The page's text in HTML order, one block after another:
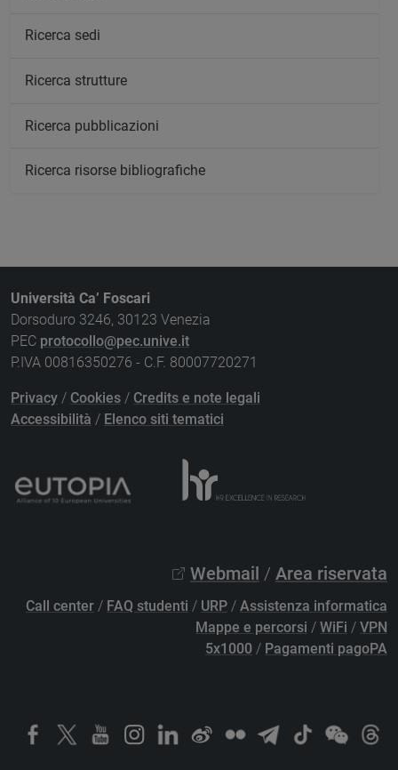
Ricerca sedi
Ricerca strutture
Ricerca pubblicazioni
Ricerca risorse bibliografiche
Università Ca’ Foscari
Dorsoduro 3246, 30123 Venezia
PEC protocollo@pec.unive.it
P.IVA 00816350276 - C.F. 80007720271
Privacy / Cookies / Credits e note legali
Accessibilità / Elenco siti tematici
Webmail / Area riservata
Call center / FAQ studenti / URP / Assistenza informatica
Mappe e percorsi / WiFi / VPN
5x1000 / Pagamenti pagoPA